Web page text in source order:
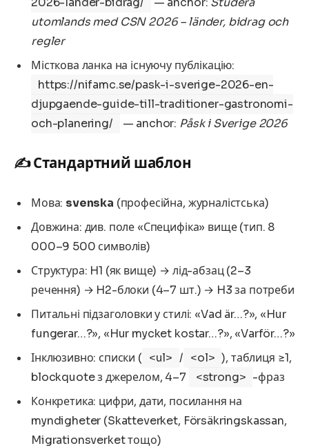
utomlands med CSN 2026 – länder, bidrag och
regler
Місткова ланка на існуючу публікацію:
https://nifamc.se/pask-i-sverige-2026-en-
djupgaende-guide-till-traditioner-gastronomi-
och-planering/
— anchor: Påsk i Sverige 2026
✍️ Стандартний шаблон
Мова: svenska (професійна, журналістська)
Довжина: див. поле «Специфіка» вище (тип. 8
000–9 500 символів)
Структура: H1 (як вище) → лід-абзац (2–3
речення) → H2-блоки (4–7 шт.) → H3 за потреби
Питальні підзаголовки у стилі: «Vad är…?», «Hur
fungerar…?», «Hur mycket kostar…?», «Varför…?»
Інклюзивно: списки ( <ul> / <ol> ), таблиця ≥1,
blockquote з джерелом, 4–7
<strong> -фраз
Конкретика: цифри, дати, посилання на
myndigheter (Skatteverket, Försäkringskassan,
Migrationsverket тощо)